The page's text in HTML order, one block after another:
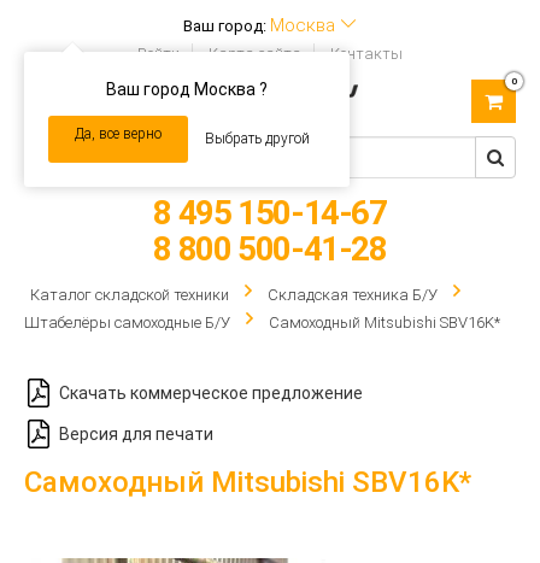
Ваш город: Москва
Ваш город Москва ?
Да, все верно Выбрать другой
Войти Карта сайта Контакты
navigation
0
8 495 150-14-67
8 800 500-41-28
Каталог складской техники
Складская техника Б/У
Штабелёры самоходные Б/У
Самоходный Mitsubishi SBV16K*
Скачать коммерческое предложение
Версия для печати
Самоходный Mitsubishi SBV16K*